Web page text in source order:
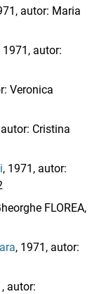
autor: Maria
1971, autor:
Veronica
Cristina
, 1971, autor:
FLOREA,
, 1971, autor:
autor: